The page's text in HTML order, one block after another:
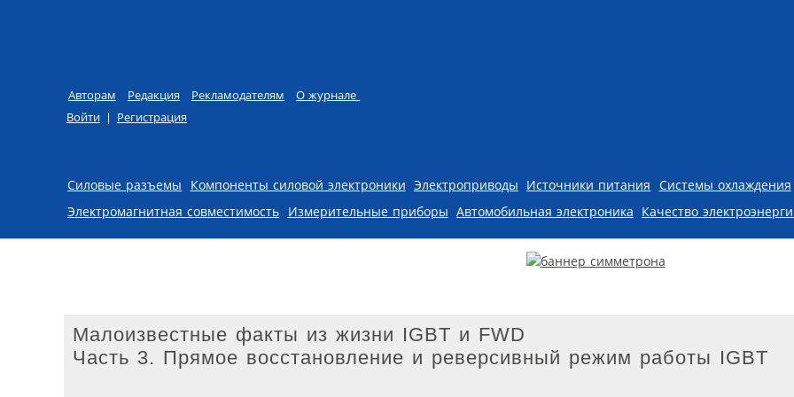
Авторам Редакция Рекламодателям
О журнале
Войти | Регистрация
Skip to content
Силовые разъемы Компоненты силовой электроники Электроприводы Источники питания Системы охлаждения
Электромагнитная совместимость Измерительные приборы Автомобильная электроника Качество
Малоизвестные факты из жизни IGBT и FWD
Часть 3. Прямое восстановление и реверсивный режим работы IGBT